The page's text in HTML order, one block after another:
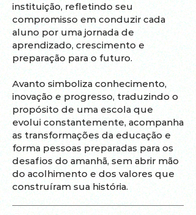
instituição, refletindo seu
compromisso em conduzir cada
aluno por uma jornada de
aprendizado, crescimento e
preparação para o futuro.
Avanto simboliza conhecimento,
inovação e progresso, traduzindo o
propósito de uma escola que
evolui constantemente, acompanha
as transformações da educação e
forma pessoas preparadas para os
desafios do amanhã, sem abrir mão
do acolhimento e dos valores que
construíram sua história.